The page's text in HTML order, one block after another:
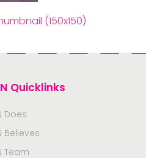
(150x150)
Quicklinks
Does
Believes
Team